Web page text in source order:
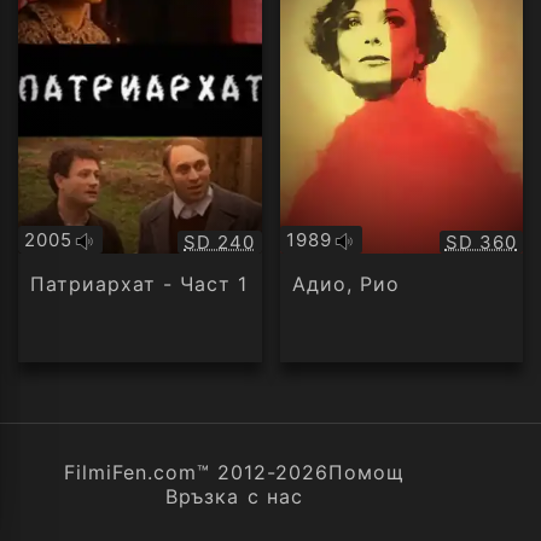
2005
Оригинално
аудио
Качество:
SD 240
Патриархат - Част 1
1989
Оригинално
аудио
SD 360
Адио, Рио
FilmiFen.com™ 2012-2026Помощ
Връзка с нас